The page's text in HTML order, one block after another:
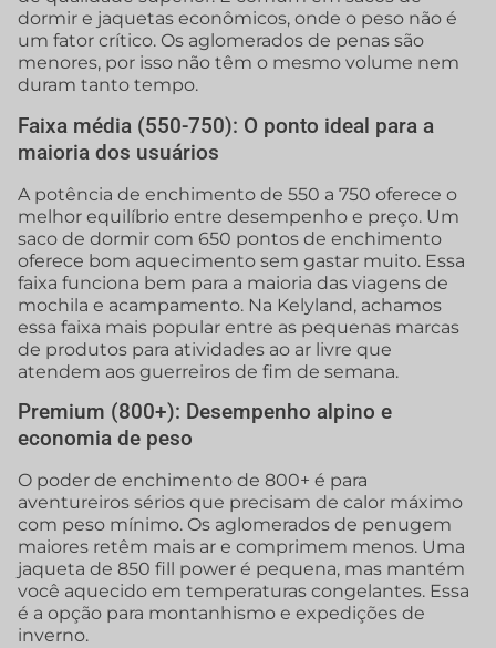
dormir e jaquetas econômicos, onde o peso não é
um fator crítico. Os aglomerados de penas são
menores, por isso não têm o mesmo volume nem
duram tanto tempo.
Faixa média (550-750): O ponto ideal para a
maioria dos usuários
A potência de enchimento de 550 a 750 oferece o
melhor equilíbrio entre desempenho e preço. Um
saco de dormir com 650 pontos de enchimento
oferece bom aquecimento sem gastar muito. Essa
faixa funciona bem para a maioria das viagens de
mochila e acampamento. Na Kelyland, achamos
essa faixa mais popular entre as pequenas marcas
de produtos para atividades ao ar livre que
atendem aos guerreiros de fim de semana.
Premium (800+): Desempenho alpino e
economia de peso
O poder de enchimento de 800+ é para
aventureiros sérios que precisam de calor máximo
com peso mínimo. Os aglomerados de penugem
maiores retêm mais ar e comprimem menos. Uma
jaqueta de 850 fill power é pequena, mas mantém
você aquecido em temperaturas congelantes. Essa
é a opção para montanhismo e expedições de
inverno.